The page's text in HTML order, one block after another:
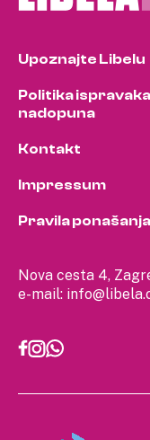
Nova cesta 4,
e-mail:
Upoznajte Libelu
Politika
nadopuna
Kontakt
Impressum
Pravila ponašanja